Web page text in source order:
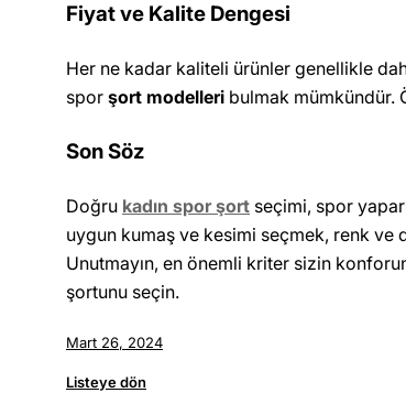
Fiyat ve Kalite Dengesi
Her ne kadar kaliteli ürünler genellikle
spor şort modelleri bulmak mümkündür.
Son Söz
Doğru kadın spor şort seçimi, spor
uygun kumaş ve kesimi seçmek, renk ve
Unutmayın, en önemli kriter sizin
şortunu seçin.
Mart 26, 2024
Listeye dön